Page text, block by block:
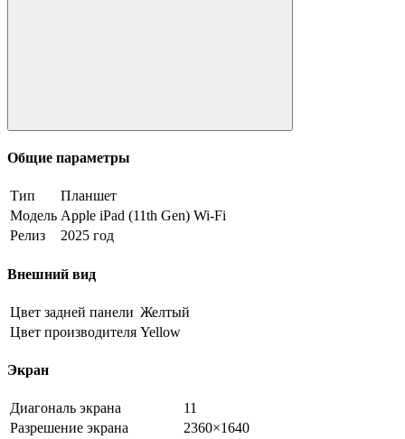
Общие параметры
Тип
Планшет
Модель Apple iPad (11th Gen) Wi-Fi
Релиз
2025 год
Внешний вид
Цвет задней панели Желтый
Цвет производителя Yellow
Экран
Диагональ экрана
11
Разрешение экрана
2360×1640